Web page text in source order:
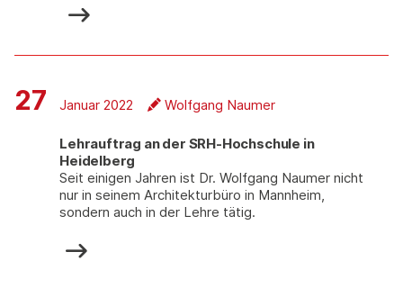
Lehrauftrag an der SRH-Hochschule in
Heidelberg
Seit einigen Jahren ist Dr. Wolfgang Naumer nicht
nur in seinem Architekturbüro in Mannheim,
sondern auch in der Lehre tätig.
27 Januar 2022 Wolfgang Naumer